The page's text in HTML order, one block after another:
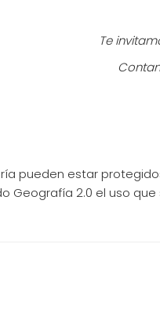
Te
pueden estar
Geografía 2.0 el uso que